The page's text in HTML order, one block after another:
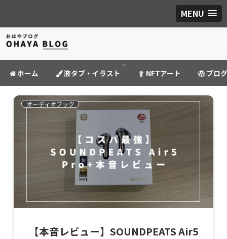
MENU
ホーム 液タブ・イラスト NFTアート ブロ
オーディオブック
【本音レビュー】SOUNDPEATS Air5